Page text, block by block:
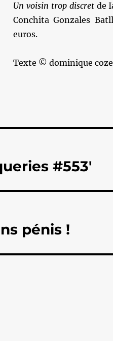
Un voisin trop discretde
Conchita Gonzales
euros.
Texte © dominique
#553'
pénis !